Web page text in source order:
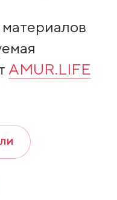
AMUR.LIFE